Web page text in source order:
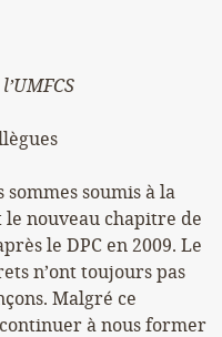
soumis à la
nouveau chapitre de
le DPC en 2009. Le
n’ont toujours pas
Malgré ce
à nous former